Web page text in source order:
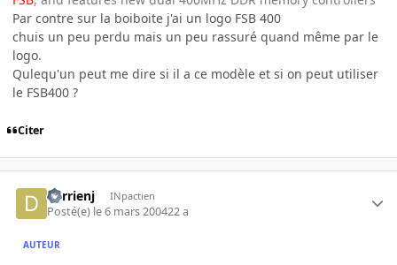
Par contre sur la boiboite j'ai un logo FSB 400
chuis un peu perdu mais un peu rassuré quand même par le
logo.
Qulequ'un peut me dire si il a ce modèle et si on peut utiliser
le FSB400 ?
Citer
derrienj INpactien
Posté(e) le 6 mars 200422 a
AUTEUR